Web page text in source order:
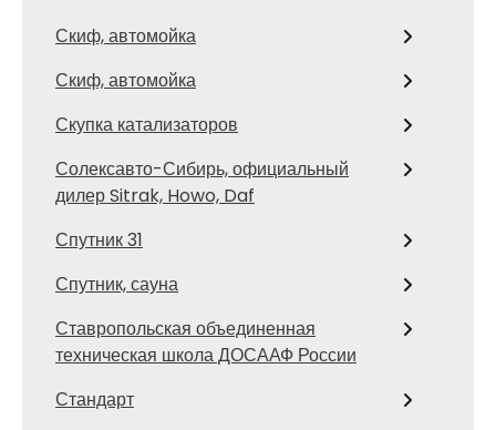
Скиф, автомойка
Скиф, автомойка
Скупка катализаторов
Солексавто-Сибирь, официальный
дилер Sitrak, Howo, Daf
Спутник 31
Спутник, сауна
Ставропольская объединенная
техническая школа ДОСААФ России
Стандарт